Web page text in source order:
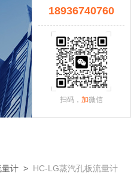
量计 > HC-LG蒸汽孔板流量计
18936740760
扫码， 加微信